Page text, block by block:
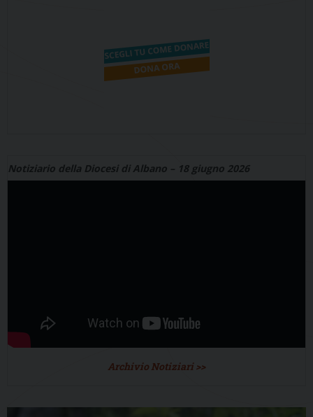
Notiziario della Diocesi di Albano – 18 giugno 2026
Archivio Notiziari >>